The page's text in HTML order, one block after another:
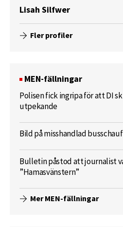
Lisah Silfwer
Fler profiler
MEN-fällningar
Polisen fick ingripa för att DI
utpekande
Bild på misshandlad
Bulletin påstod att journalist
”Hamasvänstern”
Mer MEN-fällningar